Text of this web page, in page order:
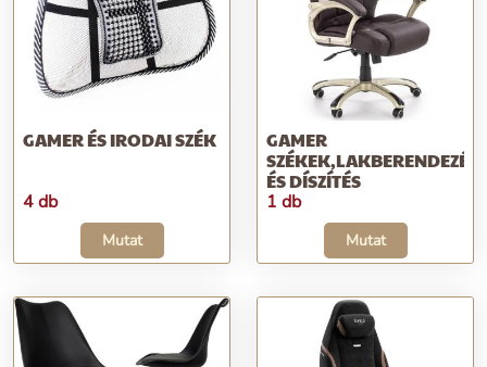
GAMER ÉS IRODAI SZÉK
4 db
Mutat
GAMER
SZÉKEK,LAKBERENDEZÉS
ÉS DÍSZÍTÉS
1 db
Mutat